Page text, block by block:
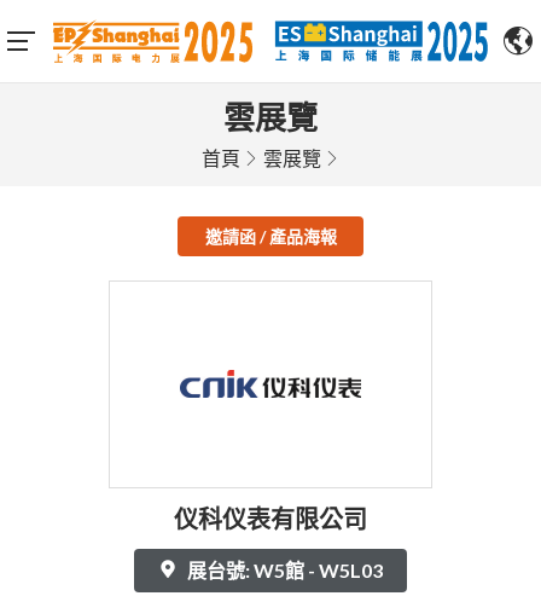
雲展覽
首頁 雲展覽
邀請函 / 產品海報
仪科仪表有限公司
展台號: W5館 - W5L03